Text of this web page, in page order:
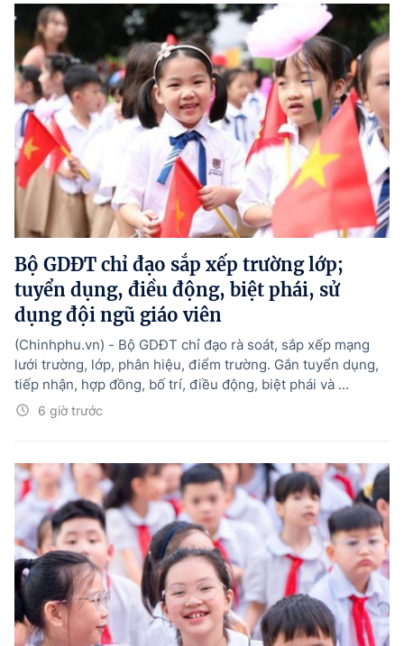
Bộ GDĐT chỉ đạo sắp xếp trường lớp;
tuyển dụng, điều động, biệt phái, sử
dụng đội ngũ giáo viên
6 giờ trước
(Chinhphu.vn) - Bộ GDĐT chỉ đạo rà soát, sắp xếp mạng
lưới trường, lớp, phân hiệu, điểm trường. Gắn tuyển dụng,
tiếp nhận, hợp đồng, bố trí, điều động, biệt phái và ...